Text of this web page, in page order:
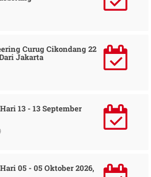
Curug Cikondang 22
Jakarta
13 - 13 September
05 - 05 Oktober 2026,